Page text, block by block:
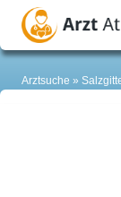
Arztsuche